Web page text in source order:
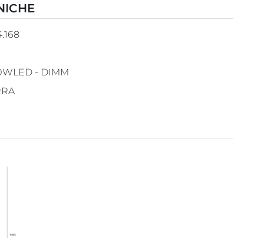
- DIMM